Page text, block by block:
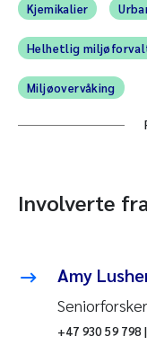
Kjemikalier
Helhetlig
Miljøovervåking
Involverte
Amy
+47 930 59 798